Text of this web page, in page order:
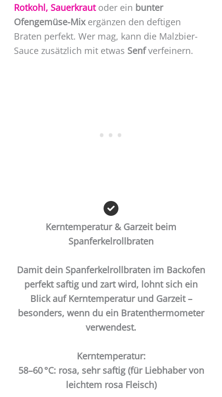
Rotkohl, Sauerkraut oder ein bunter
Ofengemüse-Mixergänzen den deftigen
Braten perfekt. Wer mag, kann die Malzbier-
Sauce zusätzlich mit etwas Senfverfeinern.
Kerntemperatur & Garzeit beim
Spanferkelrollbraten
Damit dein Spanferkelrollbraten im Backofen
perfekt saftig und zart wird, lohnt sich ein
Blick auf Kerntemperatur und Garzeit –
besonders, wenn du ein Bratenthermometer
verwendest.
Kerntemperatur:
58–60 °C: rosa, sehr saftig (für Liebhaber von
leichtem rosa Fleisch)